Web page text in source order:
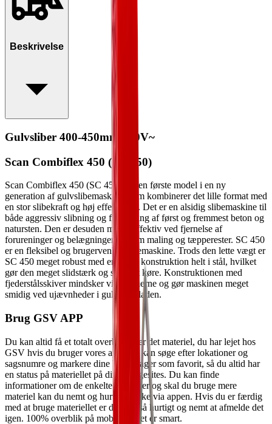
Beskrivelse
Gulvsliber 400-450mm 230V~
Scan Combiflex 450 (SC 450)
Scan Combiflex 450 (SC 450) er den første model i en ny
generation af gulvslibemaskiner som kombinerer det lille format med
en stor slibekraft og høj effektivitet. Det er en alsidig slibemaskine til
både aggressiv slibning og finslibning af først og fremmest beton og
natursten. Den er desuden meget effektiv ved fjernelse af
forureninger og belægninger, så som maling og tæpperester. SC 450
er en fleksibel og brugervenlig slibemaskine. Trods den lette vægt er
SC 450 meget robust med en stabil konstruktion helt i stål, hvilket
gør den meget slidstærk og stabil at køre. Konstruktionen med
fjederstålsskiver mindsker vibrationerne og gør maskinen meget
smidig ved ujævnheder i gulvoverfladen.
Brug GSV APP
Du kan altid få et totalt overblik over det materiel, du har lejet hos
GSV hvis du bruger vores app. Du kan søge efter lokationer og
sagsnumre og markere dine byggesager som favorit, så du altid har
en status på materiellet på dine byggesites. Du kan finde
informationer om de enkelte maskiner og skal du bruge mere
materiel kan du nemt og hurtigt booke via appen. Hvis du er færdig
med at bruge materiellet er det lige så hurtigt og nemt at afmelde det
igen. 100% overblik på mobilen - det er smart.